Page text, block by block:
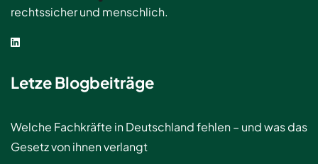
rechtssicher und menschlich.
Letze Blogbeiträge
Welche Fachkräfte in Deutschland fehlen – und was das
Gesetz von ihnen verlangt